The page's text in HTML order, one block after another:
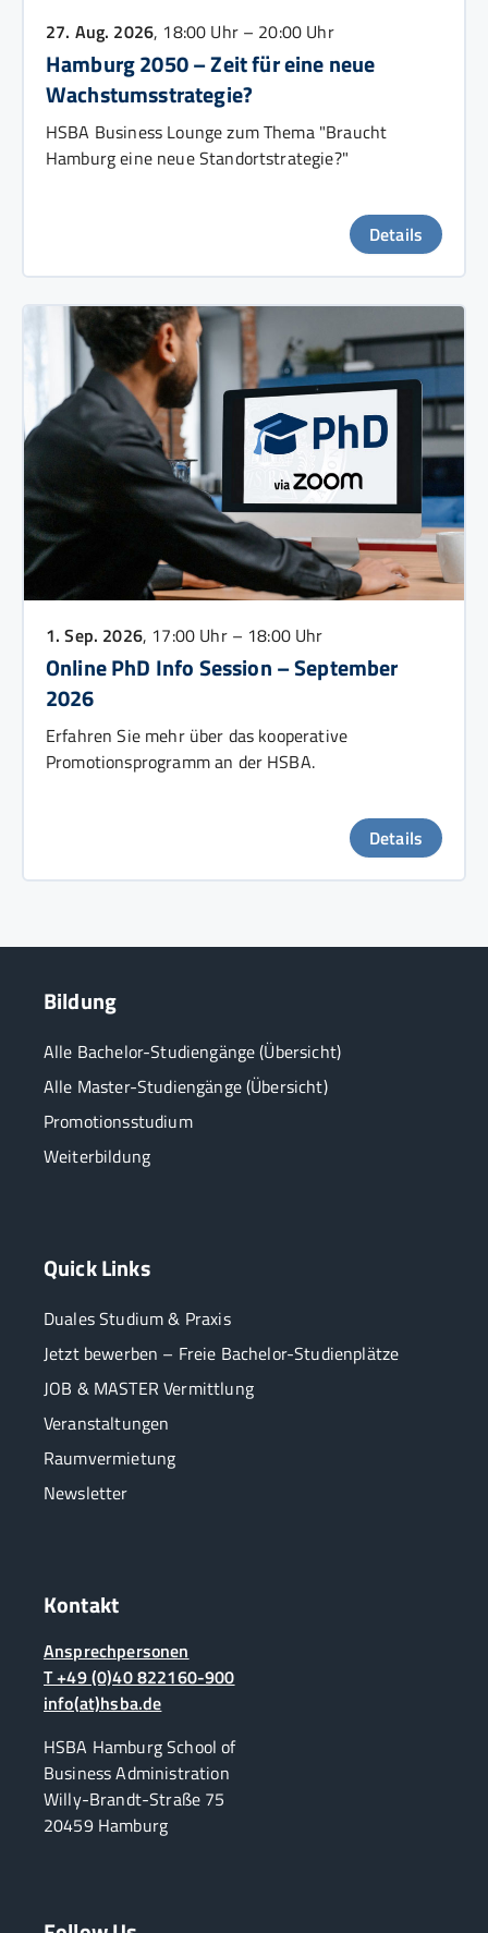
27. Aug. 2026, 18:00 Uhr – 20:00 Uhr
Hamburg 2050 – Zeit für eine neue
Wachstumsstrategie?
HSBA Business Lounge zum Thema "Braucht
Hamburg eine neue Standortstrategie?"
Details
1. Sep. 2026, 17:00 Uhr – 18:00 Uhr
Online PhD Info Session – September
2026
Erfahren Sie mehr über das kooperative
Promotionsprogramm an der HSBA.
Details
Bildung
Alle Bachelor-Studiengänge (Übersicht)
Alle Master-Studiengänge (Übersicht)
Promotionsstudium
Weiterbildung
Quick Links
Duales Studium & Praxis
Jetzt bewerben – Freie Bachelor-Studienplätze
JOB & MASTER Vermittlung
Veranstaltungen
Raumvermietung
Newsletter
Kontakt
Ansprechpersonen
T +49 (0)40 822160-900
info(at)hsba.de
HSBA Hamburg School of
Business Administration
Willy-Brandt-Straße 75
20459 Hamburg